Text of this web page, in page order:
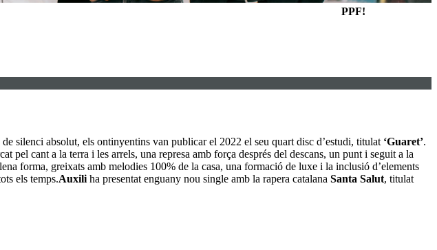
PPF!
silenci absolut, els ontinyentins van publicar el 2022 el seu quart disc d’estudi, titulat ‘Guaret’.
pel cant a la terra i les arrels, una represa amb força després del descans, un punt i seguit a la
forma, greixats amb melodies 100% de la casa, una formació de luxe i la inclusió d’elements
els temps.Auxili ha presentat enguany nou single amb la rapera catalana Santa Salut, titulat